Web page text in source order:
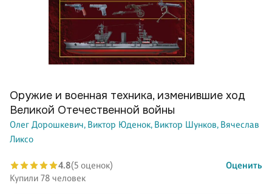
Оружие и военная техника, изменившие ход
Великой Отечественной войны
Олег Дорошкевич, Виктор Юденок, Виктор Шунков, Вячеслав
Ликсо
4.8(5 оценок)
Оценить
Купили 78 человек